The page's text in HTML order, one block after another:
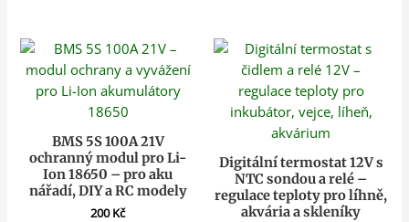
BMS 5S 100A 21V
ochranný modul pro Li-
Ion 18650 – pro aku
nářadí, DIY a RC modely
200Kč
Digitální termostat 12V s
NTC sondou a relé –
regulace teploty pro líhně,
akvária a skleníky